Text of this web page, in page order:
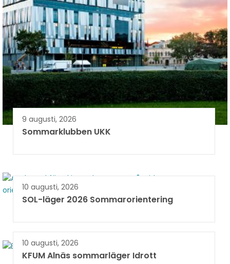
9 augusti, 2026
Sommarklubben UKK
10 augusti, 2026
SOL-läger 2026 Sommarorientering
10 augusti, 2026
KFUM Alnäs sommarläger Idrott